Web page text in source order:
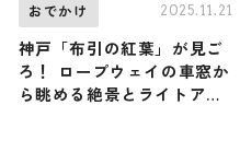
おでかけ 2025.11.21
神戸「布引の紅葉」が見ご
ろ！ ロープウェイの車窓か
ら眺める絶景とライトアッ